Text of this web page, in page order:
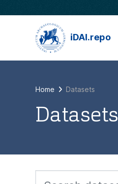
iDAI.repo
Home Datasets
Datasets